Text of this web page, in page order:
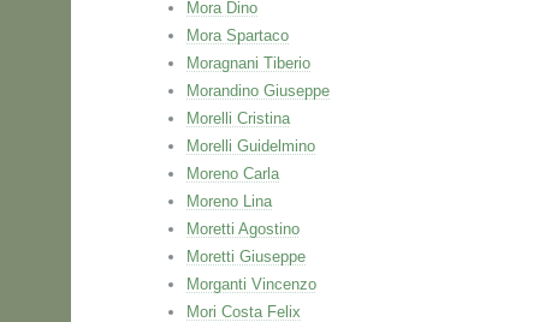
Mora Dino
Mora Spartaco
Moragnani Tiberio
Morandino Giuseppe
Morelli Cristina
Morelli Guidelmino
Moreno Carla
Moreno Lina
Moretti Agostino
Moretti Giuseppe
Morganti Vincenzo
Mori Costa Felix